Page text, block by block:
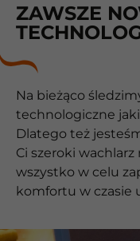
ZAWSZE
Na bieżąco
technologiczne
Dlatego też
Ci szeroki
wszystko w celu
komfortu w czasie